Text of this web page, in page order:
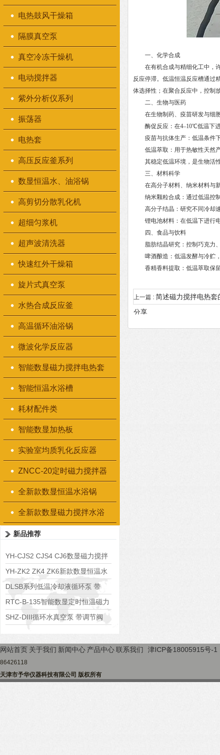
电热鼓风干燥箱
隔膜真空泵
真空冷冻干燥机
电动搅拌器
紫外分析仪系列
振荡器
电热套
高压反应釜系列
数显恒温水、油浴锅
高剪切分散乳化机
超细匀浆机
超声波清洗器
快速红外干燥箱
旋片式真空泵
水热合成反应釜
高温循环油浴锅
微波化学反应器
智能数显磁力搅拌电热套
智能恒温水浴槽
耗材配件类
智能数显加热板
实验室均质乳化反应器
ZNCC-20定时磁力搅拌器
全新款数显恒温水浴锅
全新款数显磁力搅拌水浴
锅
新品推荐
YH-CJS2 CJS4 CJ6数显磁力搅拌
水浴锅
YH-ZK2 ZK4 ZK6新款数显恒温水
浴锅
DLSB系列低温冷却液循环泵 带
S485通讯端口
RTC-B-135智能数显定时恒温磁力
搅拌器
SHZ-DIII循环水真空泵 带调节阀
一、化学合成
在有机合成与精细化工中，许
反应停滞。低温恒温反应槽通过
体选择性；在聚合反应中，控制
二、生物与医药
在生物制药、疫苗研发与细胞
酶促反应：在4–10℃低温下进
疫苗与抗体生产：低温条件下
低温萃取：用于热敏性天然产
其稳定低温环境，是生物活性
三、材料科学
在高分子材料、纳米材料与新
纳米颗粒合成：通过低温控制
高分子结晶：研究不同冷却速
锂电池材料：在低温下进行电
四、食品与饮料
脂肪结晶研究：控制巧克力、
啤酒酿造：低温发酵与冷贮
香精香料提取：低温萃取保留
上一篇 : 简述磁力搅拌电热套
分享
网站首页 关于我们 新闻中心 产品中心联系我们 津ICP备18005915号-1
86426118
天津市予华仪器科技有限公司 版权所有